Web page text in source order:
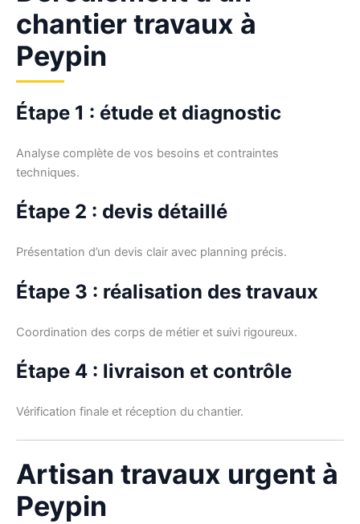
chantier travaux à
Peypin
Étape 1 : étude et diagnostic
Analyse complète de vos besoins et contraintes
techniques.
Étape 2 : devis détaillé
Présentation d’un devis clair avec planning précis.
Étape 3 : réalisation des travaux
Coordination des corps de métier et suivi rigoureux.
Étape 4 : livraison et contrôle
Vérification finale et réception du chantier.
Artisan travaux urgent à
Peypin